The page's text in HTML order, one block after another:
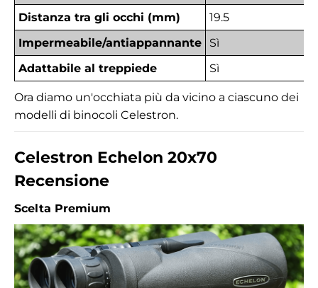
Distanza tra gli occhi (mm) 19.5
Impermeabile/antiappannante
Sì
Adattabile al treppiede
Sì
Ora diamo un'occhiata più da vicino a ciascuno dei
modelli di binocoli Celestron.
Celestron Echelon 20x70
Recensione
Scelta Premium